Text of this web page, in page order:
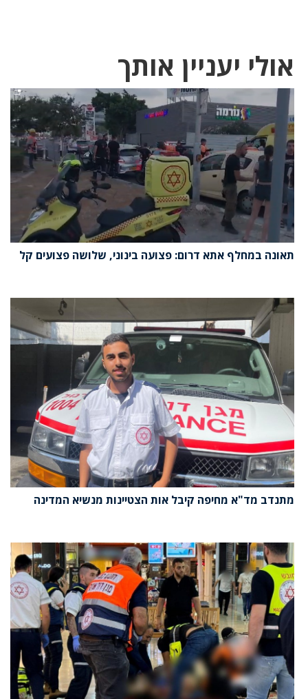
אולי יעניין אותך
תאונה במחלף אתא דרום: פצועה בינוני, שלושה פצועים קל
מתנדב מד"א מחיפה קיבל אות הצטיינות מנשיא המדינה